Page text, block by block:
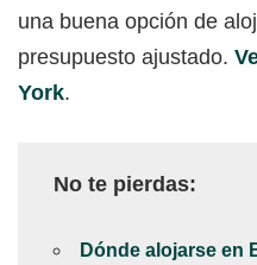
una buena opción de
presupuesto ajustado.
York.
No te pierdas:
Dónde alojarse en